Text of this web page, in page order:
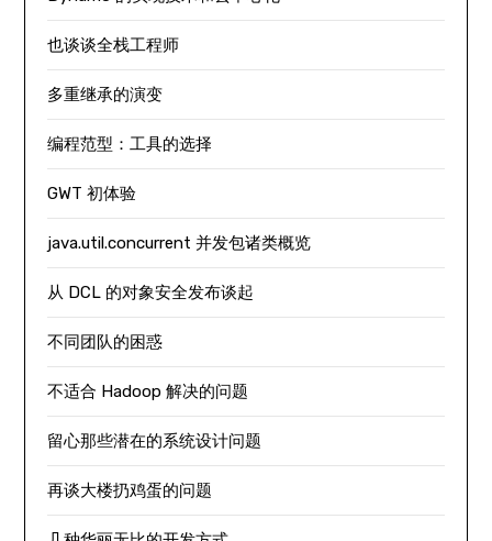
也谈谈全栈工程师
多重继承的演变
编程范型：工具的选择
GWT 初体验
java.util.concurrent 并发包诸类概览
从 DCL 的对象安全发布谈起
不同团队的困惑
不适合 Hadoop 解决的问题
留心那些潜在的系统设计问题
再谈大楼扔鸡蛋的问题